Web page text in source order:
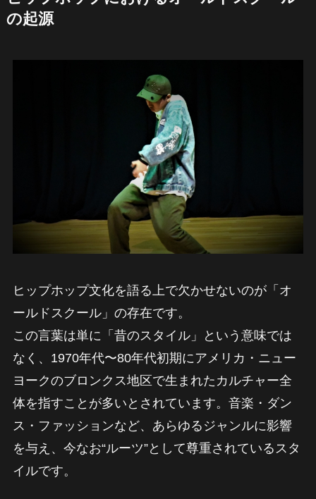
の起源
ヒップホップ文化を語る上で欠かせないのが「オ
ールドスクール」の存在です。
この言葉は単に「昔のスタイル」という意味では
なく、1970年代〜80年代初期にアメリカ・ニュー
ヨークのブロンクス地区で生まれたカルチャー全
体を指すことが多いとされています。音楽・ダン
ス・ファッションなど、あらゆるジャンルに影響
を与え、今なお“ルーツ”として尊重されているスタ
イルです。